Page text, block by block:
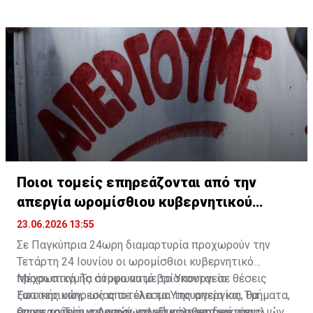
Ποιοι τομείς επηρεάζονται από την
απεργία ωρομίσθιου κυβερνητικού
προσωπικού
23.06.2026 13:55
Σε Παγκύπρια 24ωρη διαμαρτυρία προχωρούν την
Τετάρτη 24 Ιουνίου οι ωρομίσθιοι κυβερνητικό
προσωπικό. Τα άτομα αυτά βρίσκονται σε θέσεις
ζωτικής υπηρεσίας σε όλα τα Υπουργεία και Τμήματα,
Μέχρι στιγμής σύμφωνα με το Υπουργείο
Εσωτερικών, ως αποτέλεσμα της απεργίας, θα